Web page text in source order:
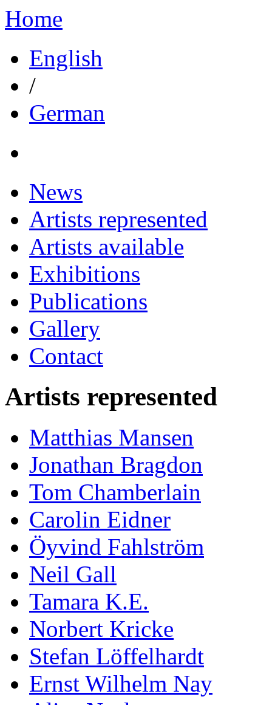
Home
English
/
German
News
Artists represented
Artists available
Exhibitions
Publications
Gallery
Contact
Artists represented
Matthias Mansen
Jonathan Bragdon
Tom Chamberlain
Carolin Eidner
Öyvind Fahlström
Neil Gall
Tamara K.E.
Norbert Kricke
Stefan Löffelhardt
Ernst Wilhelm Nay